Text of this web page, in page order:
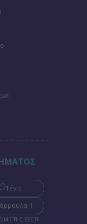
Τένις
1
ΕΕΕΠ |